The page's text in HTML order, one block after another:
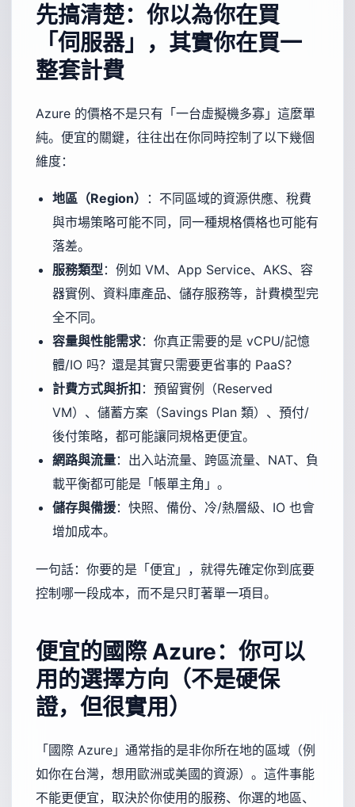
先搞清楚：你以為你在買
「伺服器」，其實你在買一
整套計費
Azure 的價格不是只有「一台虛擬機多寡」這麼單
純。便宜的關鍵，往往出在你同時控制了以下幾個
維度：
地區（Region）
：不同區域的資源供應、稅費
與市場策略可能不同，同一種規格價格也可能有
落差。
服務類型：例如 VM、App Service、AKS、容
器實例、資料庫產品、儲存服務等，計費模型完
全不同。
容量與性能需求：你真正需要的是 vCPU/記憶
體/IO 吗？還是其實只需要更省事的 PaaS？
計費方式與折扣 ：預留實例（Reserved
VM）、儲蓄方案（Savings Plan 類）、預付/
後付策略，都可能讓同規格更便宜。
網路與流量：出入站流量、跨區流量、NAT、負
載平衡都可能是「帳單主角」。
儲存與備援：快照、備份、冷/熱層級、IO 也會
增加成本。
一句話：你要的是「便宜」，就得先確定你到底要
控制哪一段成本，而不是只盯著單一項目。
便宜的國際 Azure：你可以
用的選擇方向（不是硬保
證，但很實用）
「國際 Azure」通常指的是非你所在地的區域（例
如你在台灣，想用歐洲或美國的資源）。這件事能
不能更便宜，取決於你使用的服務、你選的地區、